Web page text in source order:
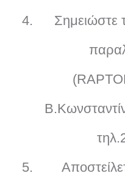
Σημειώστε